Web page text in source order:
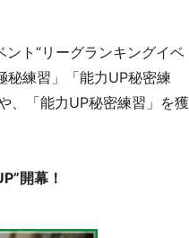
ト“リーグランキングイベ
秘練習」「能力UP秘密練
、「能力UP秘密練習」を獲
開幕！